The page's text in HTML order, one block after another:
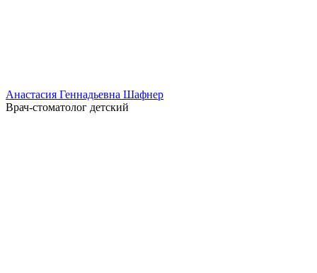
Анастасия Геннадьевна Шафнер
Врач-стоматолог детский